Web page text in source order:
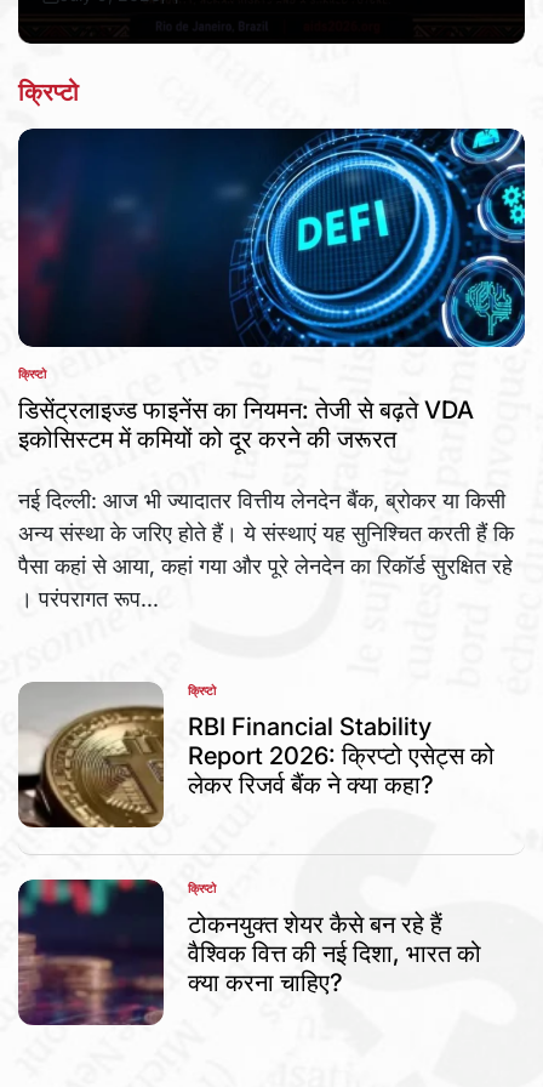
Post
By:
क्रिप्टो
POSTED
IN
क्रिप्टो
डिसेंट्रलाइज्ड फाइनेंस का नियमन: तेजी से बढ़ते VDA
इकोसिस्टम में कमियों को दूर करने की जरूरत
नई दिल्ली: आज भी ज्यादातर वित्तीय लेनदेन बैंक, ब्रोकर या किसी
अन्य संस्था के जरिए होते हैं। ये संस्थाएं यह सुनिश्चित करती हैं कि
पैसा कहां से आया, कहां गया और पूरे लेनदेन का रिकॉर्ड सुरक्षित रहे
। परंपरागत रूप...
POSTED
IN
क्रिप्टो
RBI Financial Stability
Report 2026: क्रिप्टो एसेट्स को
लेकर रिजर्व बैंक ने क्या कहा?
POSTED
IN
क्रिप्टो
टोकनयुक्त शेयर कैसे बन रहे हैं
वैश्विक वित्त की नई दिशा, भारत को
क्या करना चाहिए?